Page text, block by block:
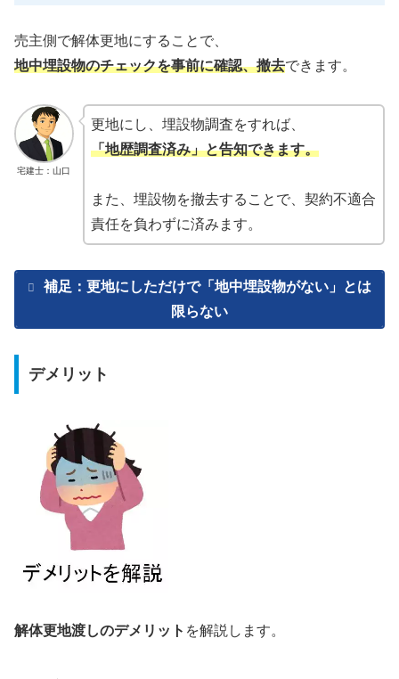
売主側で解体更地にすることで、
地中埋設物のチェックを事前に確認、撤去できます。
宅建士：山口
更地にし、埋設物調査をすれば、
「地歴調査済み」と告知できます。
また、埋設物を撤去することで、契約不適合
責任を負わずに済みます。
補足：更地にしただけで「地中埋設物がない」とは
限らない
デメリット
解体更地渡しのデメリット を解説します。